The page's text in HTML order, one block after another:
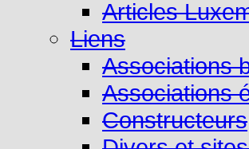
Articles
Liens
Associations
Associations
Constructeurs